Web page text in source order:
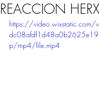
REACCION
https://
p/mp4/file.mp4